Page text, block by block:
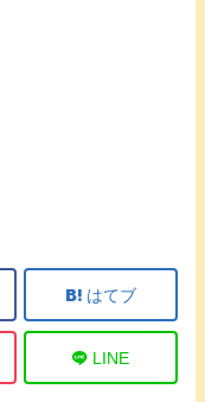
はてブ
LINE